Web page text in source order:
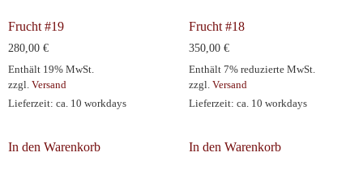
Frucht #19
280,00 €
Enthält 19% MwSt.
zzgl. Versand
Lieferzeit: ca. 10 workdays
In den Warenkorb
Frucht #18
350,00 €
Enthält 7% reduzierte MwSt.
zzgl. Versand
Lieferzeit: ca. 10 workdays
In den Warenkorb